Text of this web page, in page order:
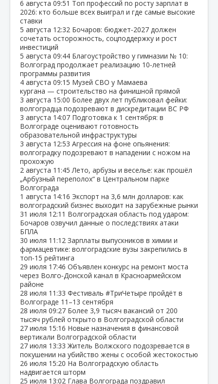
6 августа 09:51 Топ профессий по росту зарплат в
2026: кто больше всех выиграл и где самые высокие
ставки
5 августа 12:32 Бочаров: бюджет‑2027 должен
сочетать осторожность, соцподдержку и рост
инвестиций
5 августа 09:44 Благоустройство у гимназии № 10:
Волгоград продолжает реализацию 10‑летней
программы развития
4 августа 09:15 Музей СВО у Мамаева
кургана — строительство на финишной прямой
3 августа 15:00 Более двух лет публиковал фейки:
волгоградца подозревают в дискредитации ВС РФ
3 августа 14:07 Подготовка к 1 сентября: в
Волгограде оценивают готовность
образовательной инфраструктуры
3 августа 12:53 Агрессия на фоне опьянения:
волгоградку подозревают в нападении с ножом на
прохожую
2 августа 11:45 Лето, арбузы и веселье: как прошёл
„Арбузный переполох“ в Центральном парке
Волгограда
1 августа 14:16 Экспорт на 3,6 млн долларов: как
волгоградский бизнес выходит на зарубежные рынки
31 июля 12:11 Волгоградская область под ударом:
Бочаров озвучил данные о последствиях атаки
БПЛА
30 июля 11:12 Зарплаты выпускников в химии и
фармацевтике: волгоградские вузы закрепились в
топ‑15 рейтинга
29 июля 17:46 Объявлен конкурс на ремонт моста
через Волго‑Донской канал в Красноармейском
районе
28 июля 11:33 Фестиваль #ТриЧетыре пройдёт в
Волгограде 11–13 сентября
28 июля 09:27 Более 3,9 тысяч вакансий от 200
тысяч рублей открыто в Волгоградской области
27 июля 15:16 Новые назначения в финансовой
вертикали Волгоградской области
27 июля 13:33 Житель Волжского подозревается в
покушении на убийство жены с особой жестокостью
26 июля 15:20 На Волгоградскую область
надвигается шторм
25 июля 13:02 Глава Волгограда поздравил